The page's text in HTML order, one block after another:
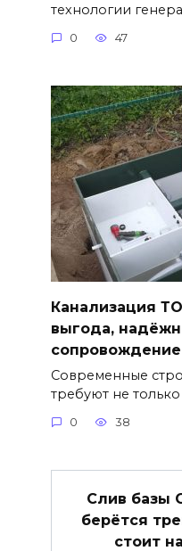
технологии
0 47
Канализация
выгода,
Современные
требуют не только
0 38
Слив базы
берётся
стоит